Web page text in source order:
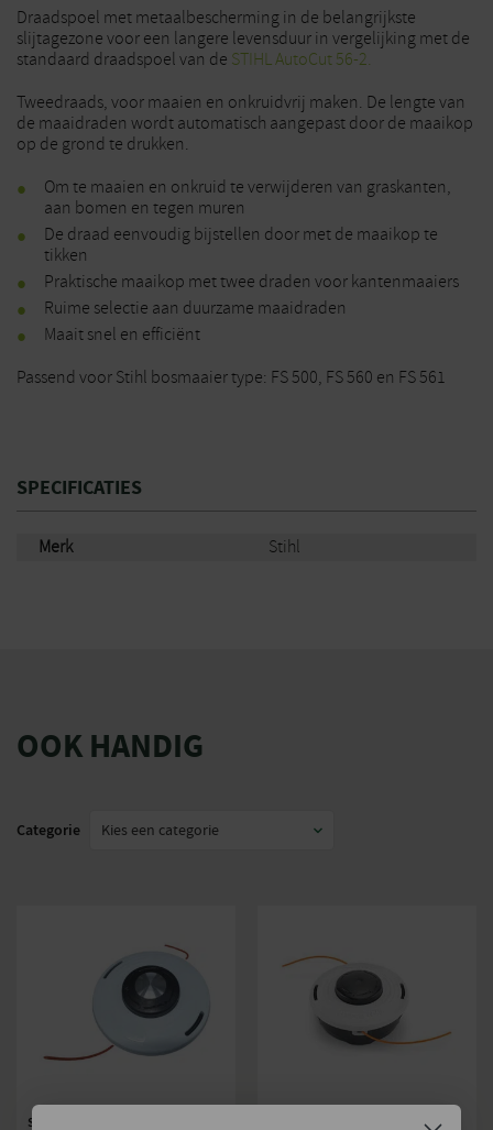
Draadspoel met metaalbescherming in de belangrijkste
slijtagezone voor een langere levensduur in vergelijking met de
standaard draadspoel van de STIHL AutoCut 56-2.
Tweedraads, voor maaien en onkruidvrij maken. De lengte van
de maaidraden wordt automatisch aangepast door de maaikop
op de grond te drukken.
Om te maaien en onkruid te verwijderen van graskanten,
aan bomen en tegen muren
De draad eenvoudig bijstellen door met de maaikop te
tikken
Praktische maaikop met twee draden voor kantenmaaiers
Ruime selectie aan duurzame maaidraden
Maait snel en efficiënt
Passend voor Stihl bosmaaier type: FS 500, FS 560 en FS 561
SPECIFICATIES
Merk Stihl
OOK HANDIG
Categorie
STIHL AUTOCUT 46-2
STIHL MAAIKOP AUTOCUT 46-2